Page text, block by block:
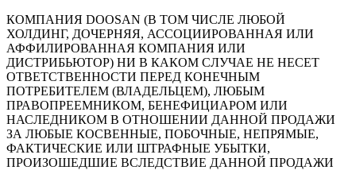
КОМПАНИЯ DOOSAN (В ТОМ ЧИСЛЕ ЛЮБОЙ
ХОЛДИНГ, ДОЧЕРНЯЯ, АССОЦИИРОВАННАЯ ИЛИ
АФФИЛИРОВАННАЯ КОМПАНИЯ ИЛИ
ДИСТРИБЬЮТОР) НИ В КАКОМ СЛУЧАЕ НЕ НЕСЕТ
ОТВЕТСТВЕННОСТИ ПЕРЕД КОНЕЧНЫМ
ПОТРЕБИТЕЛЕМ (ВЛАДЕЛЬЦЕМ), ЛЮБЫМ
ПРАВОПРЕЕМНИКОМ, БЕНЕФИЦИАРОМ ИЛИ
НАСЛЕДНИКОМ В ОТНОШЕНИИ ДАННОЙ ПРОДАЖИ
ЗА ЛЮБЫЕ КОСВЕННЫЕ, ПОБОЧНЫЕ, НЕПРЯМЫЕ,
ФАКТИЧЕСКИЕ ИЛИ ШТРАФНЫЕ УБЫТКИ,
ПРОИЗОШЕДШИЕ ВСЛЕДСТВИЕ ДАННОЙ ПРОДАЖИ